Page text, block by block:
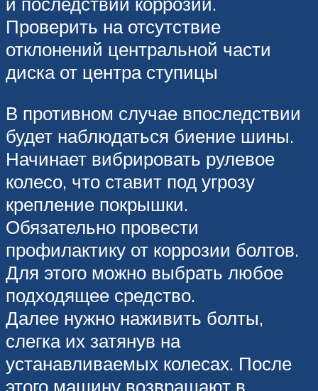
Проверить на отсутствие
отклонений центральной части
диска от центра ступицы
В противном случае впоследствии
будет наблюдаться биение шины.
Начинает вибрировать рулевое
колесо, что ставит под угрозу
крепление покрышки.
Обязательно провести
профилактику от коррозии болтов.
Для этого можно выбрать любое
подходящее средство.
Далее нужно наживить болты,
слегка их затянув на
устанавливаемых колесах. После
этого машину возвращают в